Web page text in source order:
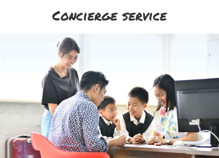
Concierge service